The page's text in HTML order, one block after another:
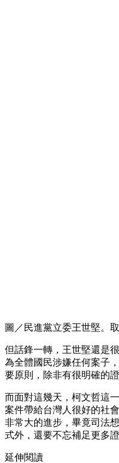
圖／民進黨立委王世堅。
但話鋒一轉，王世堅還是
為全體國民涉嫌任何案子
要原則，除非有很明確的
而面對這幾天，柯文哲這
案件帶給台灣人很好的社
非常大的進步，畢竟司法
式外，還要不忘補足更多證
延伸閱讀